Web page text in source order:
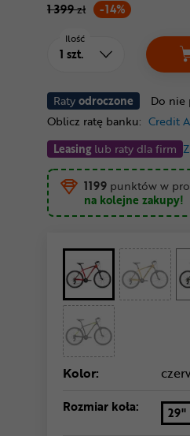
-14%
1 399zł
Ratyodroczone
Do nie
Oblicz ratę banku: Credit
Leasinglub raty dla firm
Ilość
1199 punktów w
na kolejne zakupy!
Kolor:
Rozmiar koła: 29"